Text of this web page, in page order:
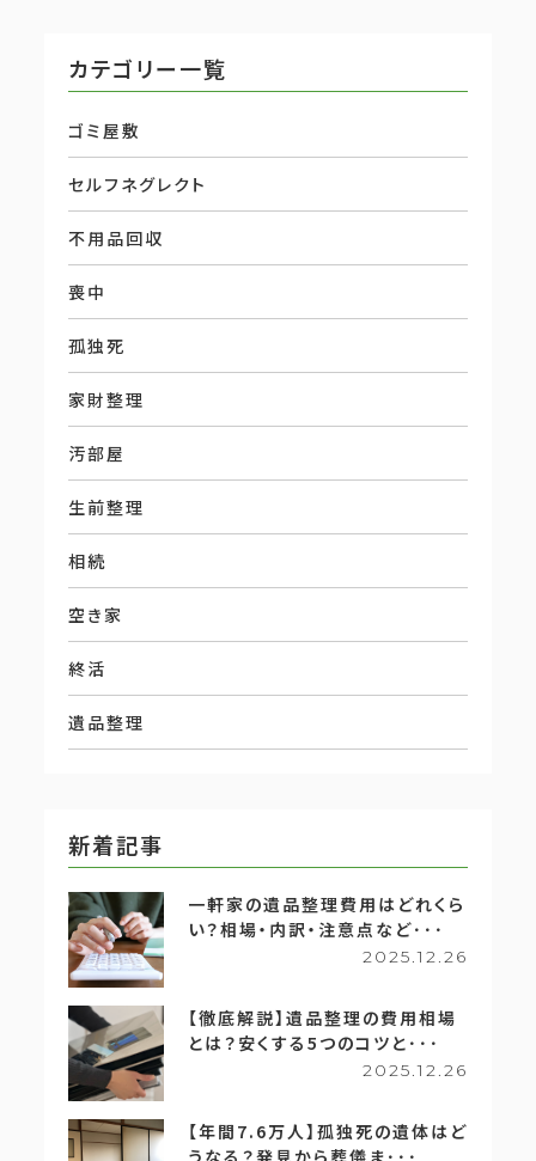
カテゴリー一覧
ゴミ屋敷
セルフネグレクト
不用品回収
喪中
孤独死
家財整理
汚部屋
生前整理
相続
空き家
終活
遺品整理
新着記事
一軒家の遺品整理費用はどれくら
い？相場・内訳・注意点など･･･
2025.12.26
【徹底解説】遺品整理の費用相場
とは？安くする5つのコツと･･･
2025.12.26
【年間7.6万人】孤独死の遺体はど
うなる？発見から葬儀ま･･･